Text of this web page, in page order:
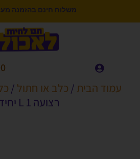
משלוח חינם בהזמנה מעל
עמוד הבית / כלב או חתול /
רצועה L 1 יחידה